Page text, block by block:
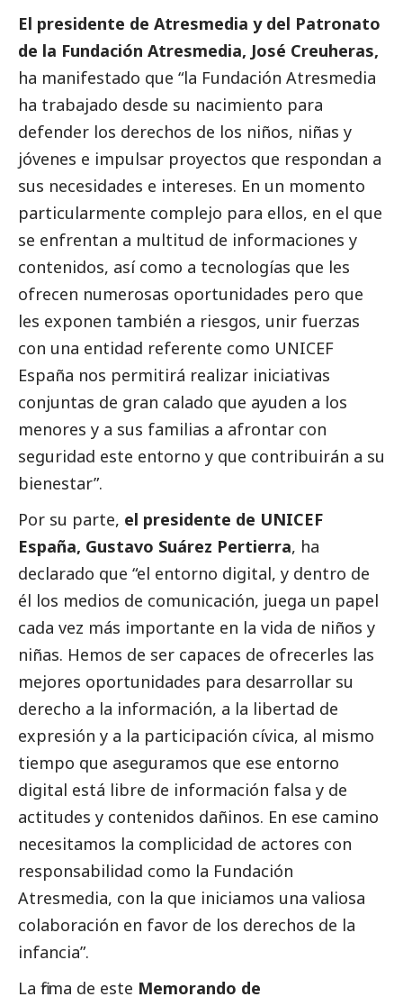
El presidente de Atresmedia y del Patronato
de la Fundación Atresmedia, José Creuheras,
ha manifestado que “la Fundación Atresmedia
ha trabajado desde su nacimiento para
defender los derechos de los niños, niñas y
jóvenes e impulsar proyectos que respondan a
sus necesidades e intereses. En un momento
particularmente complejo para ellos, en el que
se enfrentan a multitud de informaciones y
contenidos, así como a tecnologías que les
ofrecen numerosas oportunidades pero que
les exponen también a riesgos, unir fuerzas
con una entidad referente como UNICEF
España nos permitirá realizar iniciativas
conjuntas de gran calado que ayuden a los
menores y a sus familias a afrontar con
seguridad este entorno y que contribuirán a su
bienestar”.
Por su parte, el presidente de UNICEF
España, Gustavo Suárez Pertierra, ha
declarado que “el entorno digital, y dentro de
él los medios de comunicación, juega un papel
cada vez más importante en la vida de niños y
niñas. Hemos de ser capaces de ofrecerles las
mejores oportunidades para desarrollar su
derecho a la información, a la libertad de
expresión y a la participación cívica, al mismo
tiempo que aseguramos que ese entorno
digital está libre de información falsa y de
actitudes y contenidos dañinos. En ese camino
necesitamos la complicidad de actores con
responsabilidad como la Fundación
Atresmedia, con la que iniciamos una valiosa
colaboración en favor de los derechos de la
infancia”.
La firma de este Memorando de